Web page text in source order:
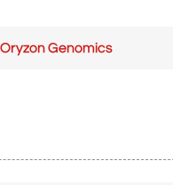
Oryzon Genomics